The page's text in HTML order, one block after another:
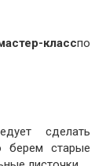
класспо
сделать
берем старые